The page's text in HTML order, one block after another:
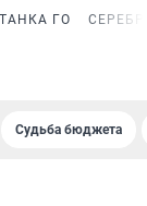
ГО
Судьба бюджета